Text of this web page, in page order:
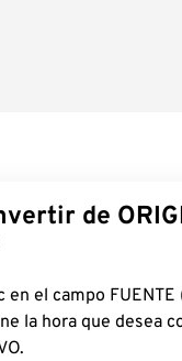
de
en el campo
la hora que desea